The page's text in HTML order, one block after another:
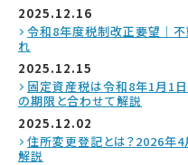
2025.12.16
令和8年度税制改正要望｜
れ
2025.12.15
固定資産税は令和8年1月1
の期限と合わせて解説
2025.12.02
住所変更登記とは？2026年
解説